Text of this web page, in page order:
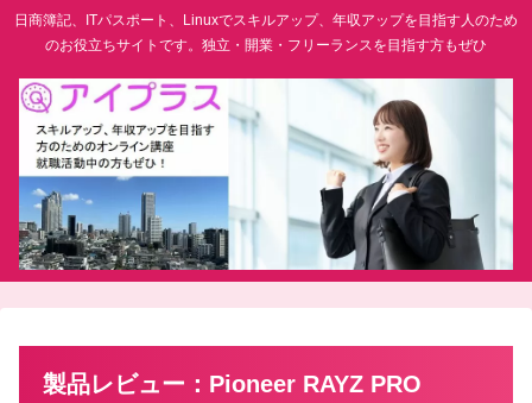
日商簿記、ITパスポート、Linuxでスキルアップ、年収アップを目指す人のため
のお役立ちサイトです。独立・開業・フリーランスを目指す方もぜひ
製品レビュー：Pioneer RAYZ PRO